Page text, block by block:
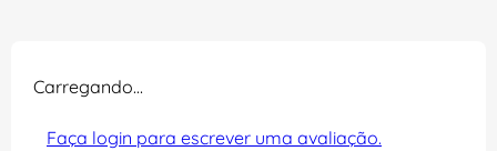
Carregando…
Faça login para escrever uma avaliação.